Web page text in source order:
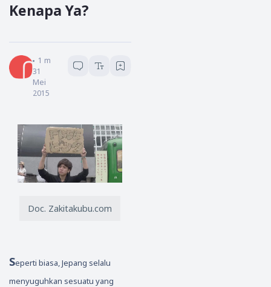
Kenapa Ya?
Admin
1 menit baca
31
Mei
2015
Doc. Zakitakubu.com
Seperti biasa, Jepang selalu
menyuguhkan sesuatu yang